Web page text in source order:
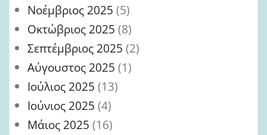
Νοέμβριος 2025 (5)
Οκτώβριος 2025 (8)
Σεπτέμβριος 2025 (2)
Αύγουστος 2025 (1)
Ιούλιος 2025 (13)
Ιούνιος 2025 (4)
Μάιος 2025 (16)